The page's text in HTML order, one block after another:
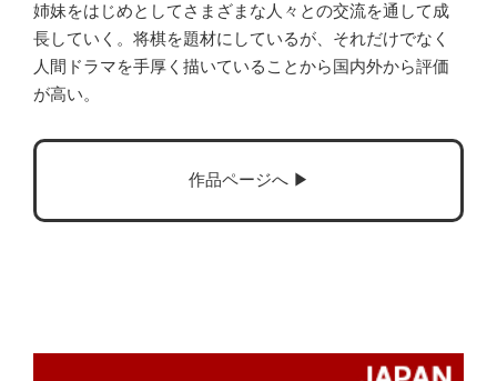
姉妹をはじめとしてさまざまな人々との交流を通して成
長していく。将棋を題材にしているが、それだけでなく
人間ドラマを手厚く描いていることから国内外から評価
が高い。
作品ページへ ▶︎